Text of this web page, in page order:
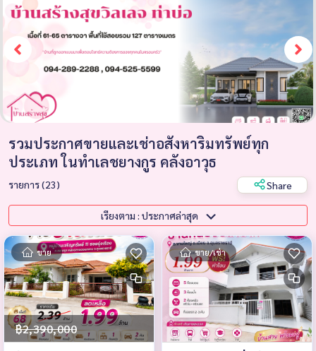
รวมประกาศขายและเช่าอสังหาริมทรัพย์ทุก
ประเภท ในทำเลชยางกูร คลังอาวุธ
รายการ (23) Share
เรียงตาม : ประกาศล่าสุด
ขาย
฿2,390,000
ขาย/เช่า